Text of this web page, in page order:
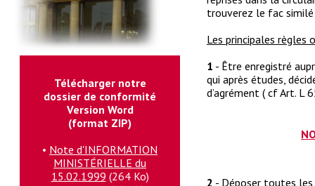
Télécharger notre
dossier de conformité
Version Word
(format ZIP)
• Note d'INFORMATION
MINISTÉRIELLE du
15.02.1999 (264 Ko)
trouverez le fac similé
Les principales règles
1 - Être enregistré
qui après études,
d’agrément ( cf Art. L
2 - Déposer toutes